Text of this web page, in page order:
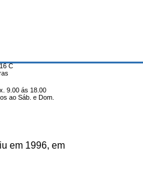
C
9.00 ás 18.00
ao Sáb. e Dom.
em 1996, em